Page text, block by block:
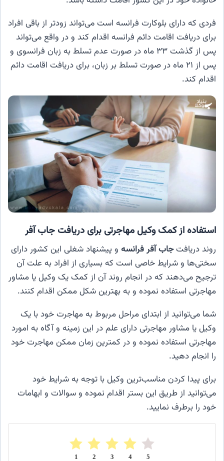
فردی که دارای بلوکارت فرانسه است می‌تواند زودتر از باقی افراد
برای دریافت اقامت دائم فرانسه اقدام کند و در واقع می‌تواند
پس از گذشت ۳۳ ماه در صورت عدم تسلط به زبان فرانسوی و
پس از ۲۱ ماه در صورت تسلط بر زبان، برای دریافت اقامت دائم
اقدام کند.
استفاده از کمک وکیل مهاجرتی برای دریافت جاب آفر
روند دریافتجاب آفر فرانسه و پیشنهاد شغلی این کشور دارای
سختی‌ها و شرایط خاصی است که بسیاری از افراد به علت آن
ترجیح می‌دهند که در انجام روند آن از کمک یک وکیل یا مشاور
مهاجرتی استفاده نموده و به بهترین شکل ممکن اقدام کنند.
شما می‌توانید از ابتدای مراحل مربوط به مهاجرت خود با یک
وکیل یا مشاور مهاجرتی دارای علم در این زمینه و آگاه به امورد
مهاجرتی استفاده نموده و در کمترین زمان ممکن مهاجرت خود
را انجام دهید.
برای پیدا کردن مناسب‌ترین وکیل با توجه به شرایط خود
می‌توانید از طریق این بستر اقدام نموده و سوالات و ابهامات
خود را برطرف نمایید.
5
4
3
2
1